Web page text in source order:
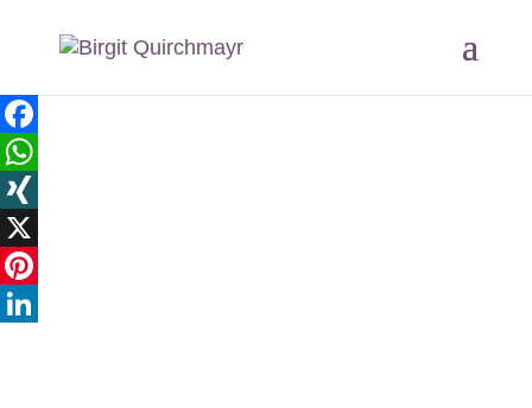
Facebook
WhatsApp
XING
X
Pinterest